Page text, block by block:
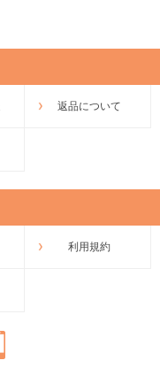
返品について
利用規約